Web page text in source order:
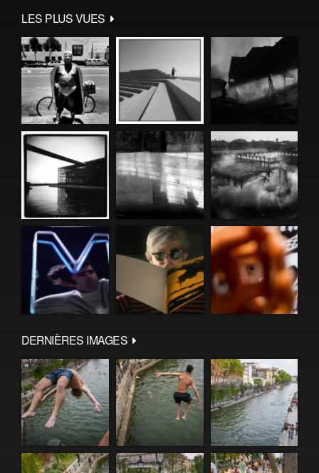
LES PLUS VUES
DERNIÈRES IMAGES